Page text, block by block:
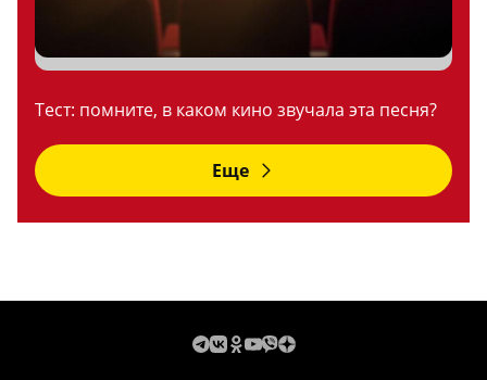
Тест: помните, в каком кино звучала эта песня?
Еще